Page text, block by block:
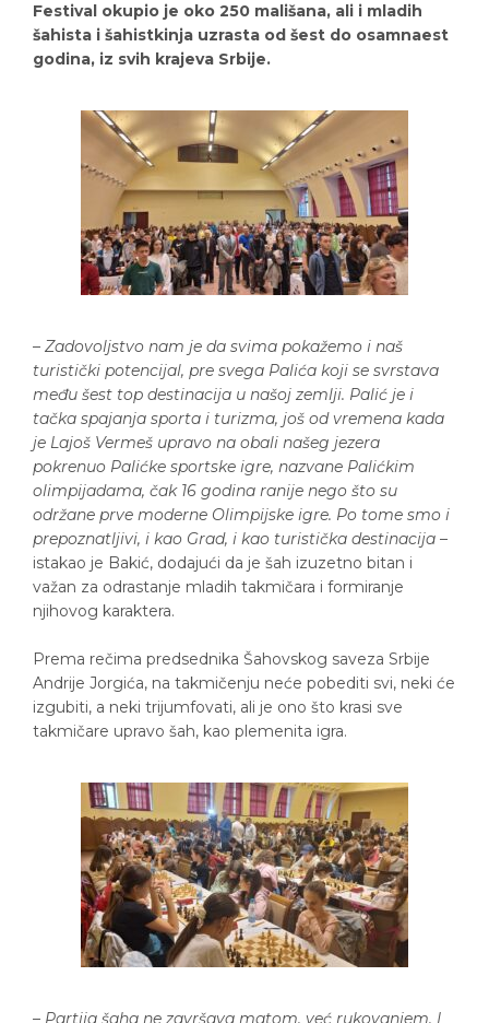
Festival okupio je oko 250 mališana, ali i mladih
šahista i šahistkinja uzrasta od šest do osamnaest
godina, iz svih krajeva Srbije.
– Zadovoljstvo nam je da svima pokažemo i naš
turistički potencijal, pre svega Palića koji se svrstava
među šest top destinacija u našoj zemlji. Palić je i
tačka spajanja sporta i turizma, još od vremena kada
je Lajoš Vermeš upravo na obali našeg jezera
pokrenuo Palićke sportske igre, nazvane Palićkim
olimpijadama, čak 16 godina ranije nego što su
održane prve moderne Olimpijske igre. Po tome smo i
prepoznatljivi, i kao Grad, i kao turistička destinacija –
istakao je Bakić, dodajući da je šah izuzetno bitan i
važan za odrastanje mladih takmičara i formiranje
njihovog karaktera.
Prema rečima predsednika Šahovskog saveza Srbije
Andrije Jorgića, na takmičenju neće pobediti svi, neki će
izgubiti, a neki trijumfovati, ali je ono što krasi sve
takmičare upravo šah, kao plemenita igra.
– Partija šaha ne završava matom, već rukovanjem. I